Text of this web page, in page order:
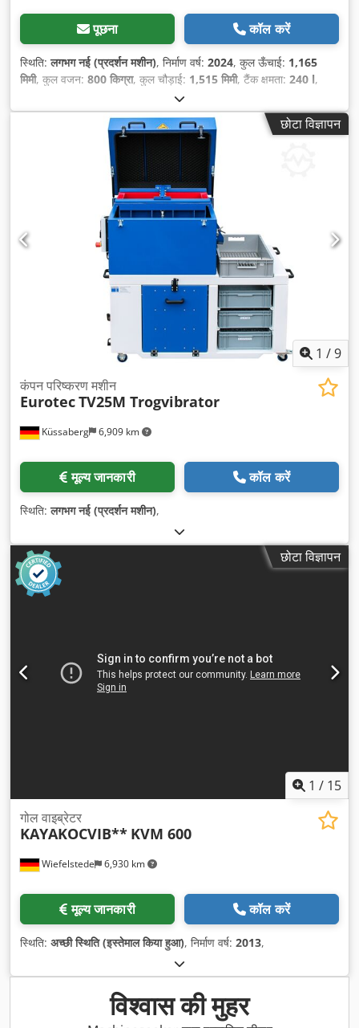
पूछना कॉल करें
स्थिति:लगभग नई (प्रदर्शन मशीन), निर्माण वर्ष: 2024, कुल ऊँचाई: 1,165
मिमी, कुल वजन: 800 किग्रा, कुल चौड़ाई: 1,515 मिमी, टैंक क्षमता: 240 l,
छोटा विज्ञापन
1 /9
Küssaberg 6,909 km
कंपन परिष्करण मशीन
EurotecTV25M Trogvibrator
मूल्य जानकारी कॉल करें
स्थिति:लगभग नई (प्रदर्शन मशीन),
छोटा विज्ञापन
1 / 15
Wiefelstede 6,930 km
गोल वाइब्रेटर
KAYAKOCVIB** KVM 600
मूल्य जानकारी कॉल करें
स्थिति: अच्छी स्थिति (इस्तेमाल किया हुआ), निर्माण वर्ष: 2013,
विश्वास की मुहर